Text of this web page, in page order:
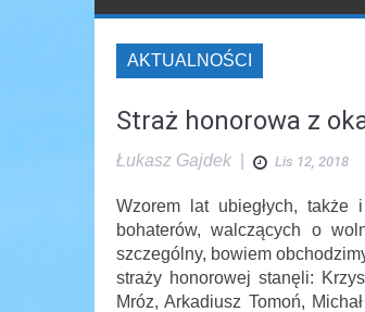
AKTUALNOŚCI
Straż honorowa z
Łukasz Gajdek Lis 12, 2018
Wzorem lat ubiegłych, także
bohaterów, walczących o
szczególny, bowiem
straży honorowej stanęli:
Mróz, Arkadiusz Tomoń,